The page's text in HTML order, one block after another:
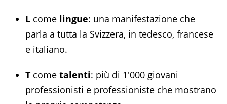
L come lingue: una manifestazione che
parla a tutta la Svizzera, in tedesco, francese
e italiano.
T come talenti: più di 1'000 giovani
professionisti e professioniste che mostrano